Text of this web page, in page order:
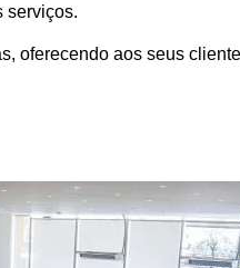
serviços.
oferecendo aos seus